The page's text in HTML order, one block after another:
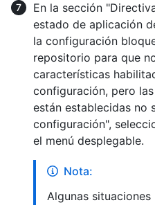
En la sección
estado de aplicación
la configuración
repositorio para que
características
configuración, pero
están establecidas no
configuración",
el menú desplegable.
Nota:
Algunas